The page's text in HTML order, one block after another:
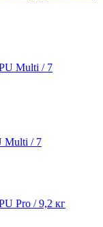
Multi / 7